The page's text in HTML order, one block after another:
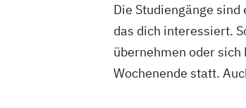
Die Studiengänge
das dich interessiert.
übernehmen oder
Wochenende statt.